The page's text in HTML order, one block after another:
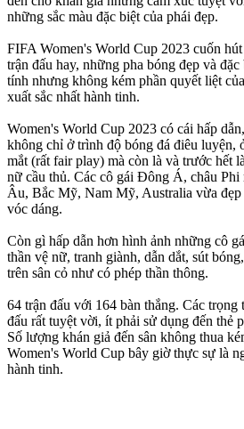
những sắc màu đặc biệt của phái đẹp.
FIFA Women's World Cup 2023 cuốn
trận đấu hay, những pha bóng đẹp và
tính nhưng không kém phần quyết liệt
xuất sắc nhất hành tinh.
Women's World Cup 2023 có cái hấp
không chỉ ở trình độ bóng đá điêu luyện,
mắt (rất fair play) mà còn là và trước hết
nữ cầu thủ. Các cô gái Đông Á, châu Phi
Âu, Bắc Mỹ, Nam Mỹ, Australia vừa
vóc dáng.
Còn gì hấp dẫn hơn hình ảnh những cô
thần vệ nữ, tranh giành, dẫn dắt, sút
trên sân cỏ như có phép thần thông.
64 trận đấu với 164 bàn thắng. Các trọng
đấu rất tuyệt vời, ít phải sử dụng đến thẻ
Số lượng khán giả đến sân không thua
Women's World Cup bây giờ thực sự là
hành tinh.